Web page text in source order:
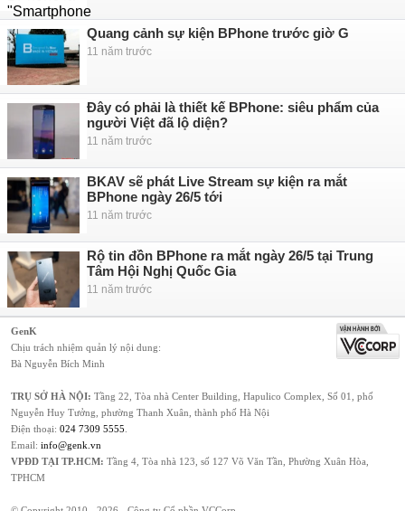
Quang cảnh sự kiện BPhone trước giờ G
11 năm trước
Đây có phải là thiết kế BPhone: siêu phẩm của
người Việt đã lộ diện?
11 năm trước
BKAV sẽ phát Live Stream sự kiện ra mắt
BPhone ngày 26/5 tới
11 năm trước
Rộ tin đồn BPhone ra mắt ngày 26/5 tại Trung
Tâm Hội Nghị Quốc Gia
11 năm trước
GenK
Chịu trách nhiệm quản lý nội dung:
Bà Nguyễn Bích Minh
TRỤ SỞ HÀ NỘI: Tầng 22, Tòa nhà Center Building, Hapulico Complex, Số 01, phố
Nguyễn Huy Tưởng, phường Thanh Xuân, thành phố Hà Nội
Điện thoại: 024 7309 5555
Email: info@genk.vn
VPĐD TẠI TP.HCM: Tầng 4, Tòa nhà 123, số 127 Võ Văn Tần, Phường Xuân Hòa,
TPHCM